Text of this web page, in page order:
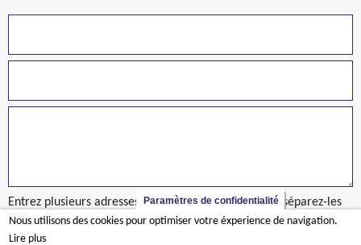
Entrez plusieurs adresses sur des lignes séparées ou séparez-les
par des virgules.
Paramètres de confidentialité
Nous utilisons des cookies pour optimiser votre éxperience de navigation.
Lire plus